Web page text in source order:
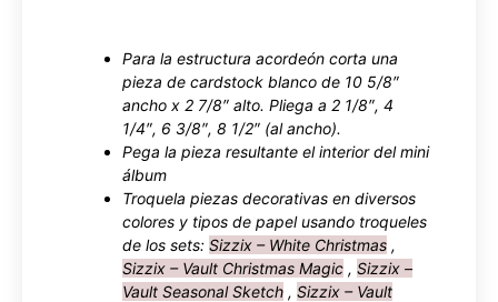
Para la estructura acordeón corta una
pieza de cardstock blanco de 10 5/8″
ancho x 2 7/8″ alto. Pliega a 2 1/8″, 4
1/4″, 6 3/8″, 8 1/2″ (al ancho).
Pega la pieza resultante el interior del mini
álbum
Troquela piezas decorativas en diversos
colores y tipos de papel usando troqueles
de los sets: Sizzix – White Christmas ,
Sizzix – Vault Christmas Magic , Sizzix –
Vault Seasonal Sketch , Sizzix – Vault